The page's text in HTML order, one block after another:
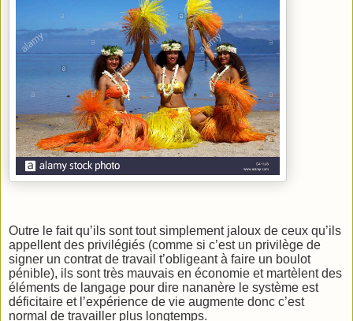
Outre le fait qu’ils sont tout simplement jaloux de ceux qu’ils
appellent des privilégiés (comme si c’est un privilège de
signer un contrat de travail t’obligeant à faire un boulot
pénible), ils sont très mauvais en économie et martèlent des
éléments de langage pour dire nananère le système est
déficitaire et l’expérience de vie augmente donc c’est
normal de travailler plus longtemps.